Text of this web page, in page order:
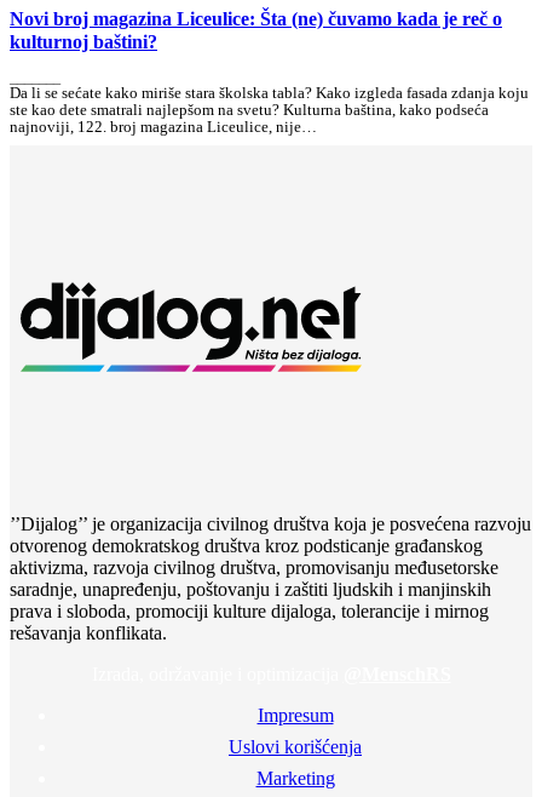
Novi broj magazina Liceulice: Šta (ne) čuvamo kada je reč o
kulturnoj baštini?
Da li se sećate kako miriše stara školska tabla? Kako izgleda fasada zdanja koju
ste kao dete smatrali najlepšom na svetu? Kulturna baština, kako podseća
najnoviji, 122. broj magazina Liceulice, nije…
’’Dijalog’’ je organizacija civilnog društva koja je posvećena razvoju
otvorenog demokratskog društva kroz podsticanje građanskog
aktivizma, razvoja civilnog društva, promovisanju međusetorske
saradnje, unapređenju, poštovanju i zaštiti ljudskih i manjinskih
prava i sloboda, promociji kulture dijaloga, tolerancije i mirnog
rešavanja konflikata.
Impresum
Uslovi korišćenja
Marketing